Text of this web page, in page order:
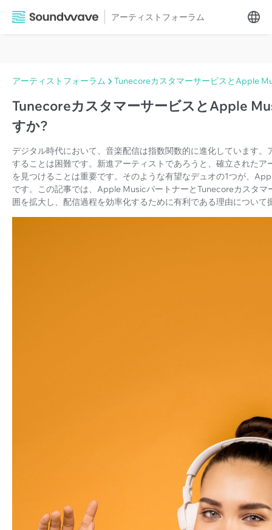
アーティストフォーラム
アーティストフォーラム TunecoreカスタマーサービスとApple
TunecoreカスタマーサービスとApple
すか?
デジタル時代において、音楽配信は指数関数的に進化しています
することは困難です。新進アーティストであろうと、確立された
を見つけることは重要です。そのような有望なデュオの1つが、
です。この記事では、Apple MusicパートナーとTunecoreカスタ
囲を拡大し、配信過程を効率化するために有利である理由について